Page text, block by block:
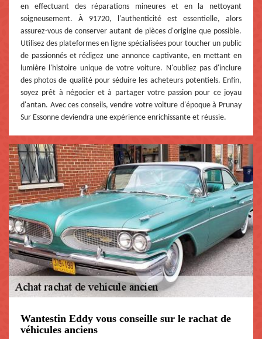
en effectuant des réparations mineures et en la nettoyant
soigneusement. À 91720, l'authenticité est essentielle, alors
assurez-vous de conserver autant de pièces d'origine que possible.
Utilisez des plateformes en ligne spécialisées pour toucher un public
de passionnés et rédigez une annonce captivante, en mettant en
lumière l'histoire unique de votre voiture. N'oubliez pas d'inclure
des photos de qualité pour séduire les acheteurs potentiels. Enfin,
soyez prêt à négocier et à partager votre passion pour ce joyau
d'antan. Avec ces conseils, vendre votre voiture d'époque à Prunay
Sur Essonne deviendra une expérience enrichissante et réussie.
Wantestin Eddy vous conseille sur le rachat de
véhicules anciens